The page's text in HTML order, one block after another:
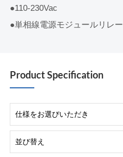
●110-230Vac
●単相線電源モジュールリレー
Product Specification